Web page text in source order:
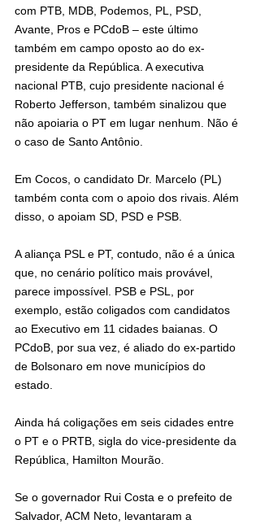
com PTB, MDB, Podemos, PL, PSD,
Avante, Pros e PCdoB – este último
também em campo oposto ao do ex-
presidente da República. A executiva
nacional PTB, cujo presidente nacional é
Roberto Jefferson, também sinalizou que
não apoiaria o PT em lugar nenhum. Não é
o caso de Santo Antônio.
Em Cocos, o candidato Dr. Marcelo (PL)
também conta com o apoio dos rivais. Além
disso, o apoiam SD, PSD e PSB.
A aliança PSL e PT, contudo, não é a única
que, no cenário político mais provável,
parece impossível. PSB e PSL, por
exemplo, estão coligados com candidatos
ao Executivo em 11 cidades baianas. O
PCdoB, por sua vez, é aliado do ex-partido
de Bolsonaro em nove municípios do
estado.
Ainda há coligações em seis cidades entre
o PT e o PRTB, sigla do vice-presidente da
República, Hamilton Mourão.
Se o governador Rui Costa e o prefeito de
Salvador, ACM Neto, levantaram a